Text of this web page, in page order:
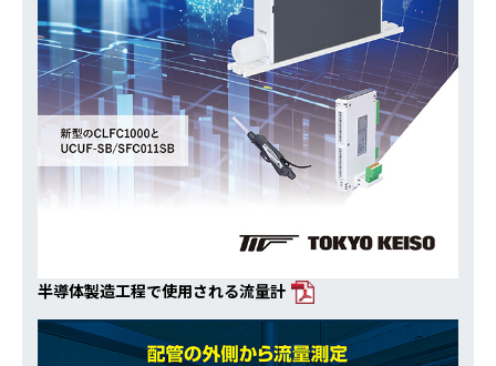
半導体製造工程で使用される流量計